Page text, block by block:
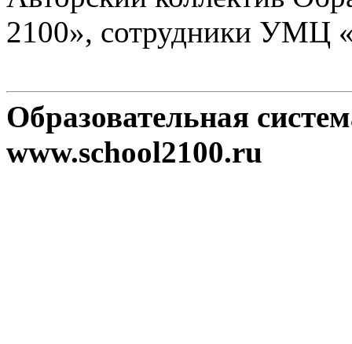
2100», сотрудники УМЦ
Образовательная
www.school2100.ru